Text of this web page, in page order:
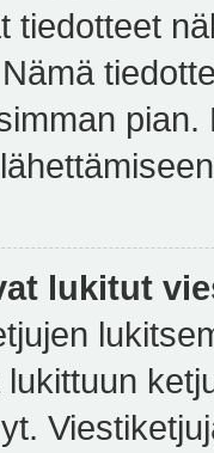
tiedotteet
lukitut